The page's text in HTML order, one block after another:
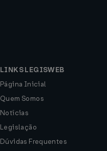
LINKS LEGISWEB
Página Inicial
Quem Somos
Notícias
Legislação
Dúvidas Frequentes